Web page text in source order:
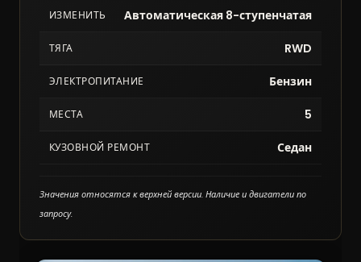
ИЗМЕНИТЬ Автоматическая 8-ступенчатая
ТЯГА RWD
ЭЛЕКТРОПИТАНИЕ Бензин
МЕСТА 5
КУЗОВНОЙ РЕМОНТ Седан
Значения относятся к верхней версии. Наличие и двигатели по
запросу.